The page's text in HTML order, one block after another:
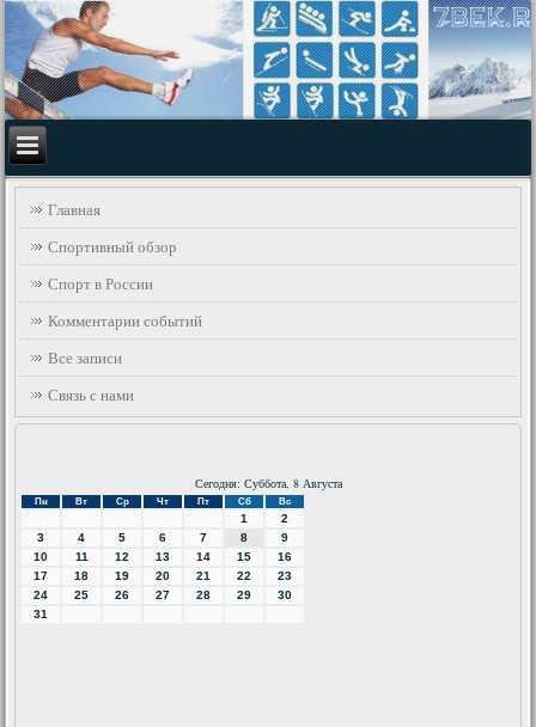
Главная
Спортивный обзор
Спорт в России
Комментарии событий
Все записи
Связь с нами
Сегодня: Суббота, 8 Августа
Пн Вт Ср Чт Пт Сб Вс
1
2
3
4 5 6 7 8
9
10
11 12 13 14 15
16
17
18 19 20 21 22
23
24
25 26 27 28 29
30
31